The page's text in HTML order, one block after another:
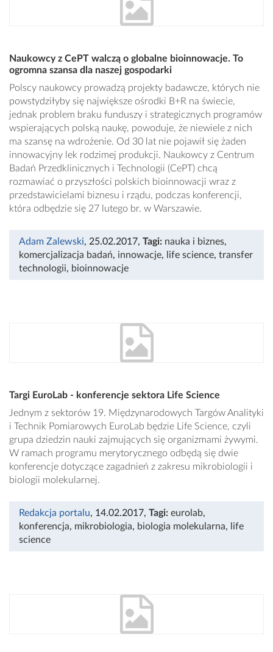
Naukowcy z CePT walczą o globalne bioinnowacje. To
ogromna szansa dla naszej gospodarki
Polscy naukowcy prowadzą projekty badawcze, których nie
powstydziłyby się największe ośrodki B+R na świecie,
jednak problem braku funduszy i strategicznych programów
wspierających polską naukę, powoduje, że niewiele z nich
ma szansę na wdrożenie. Od 30 lat nie pojawił się żaden
innowacyjny lek rodzimej produkcji. Naukowcy z Centrum
Badań Przedklinicznych i Technologii (CePT) chcą
rozmawiać o przyszłości polskich bioinnowacji wraz z
przedstawicielami biznesu i rządu, podczas konferencji,
która odbędzie się 27 lutego br. w Warszawie.
Adam Zalewski, 25.02.2017, Tagi: nauka i biznes,
komercjalizacja badań, innowacje, life science, transfer
technologii, bioinnowacje
Targi EuroLab - konferencje sektora Life Science
Jednym z sektorów 19. Międzynarodowych Targów Analityki
i Technik Pomiarowych EuroLab będzie Life Science, czyli
grupa dziedzin nauki zajmujących się organizmami żywymi.
W ramach programu merytorycznego odbędą się dwie
konferencje dotyczące zagadnień z zakresu mikrobiologii i
biologii molekularnej.
Redakcja portalu, 14.02.2017, Tagi: eurolab,
konferencja, mikrobiologia, biologia molekularna,
life
science